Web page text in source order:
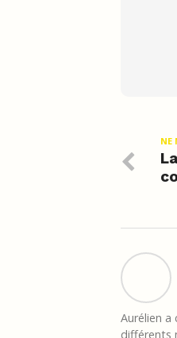
NE
Aurélien a
différents